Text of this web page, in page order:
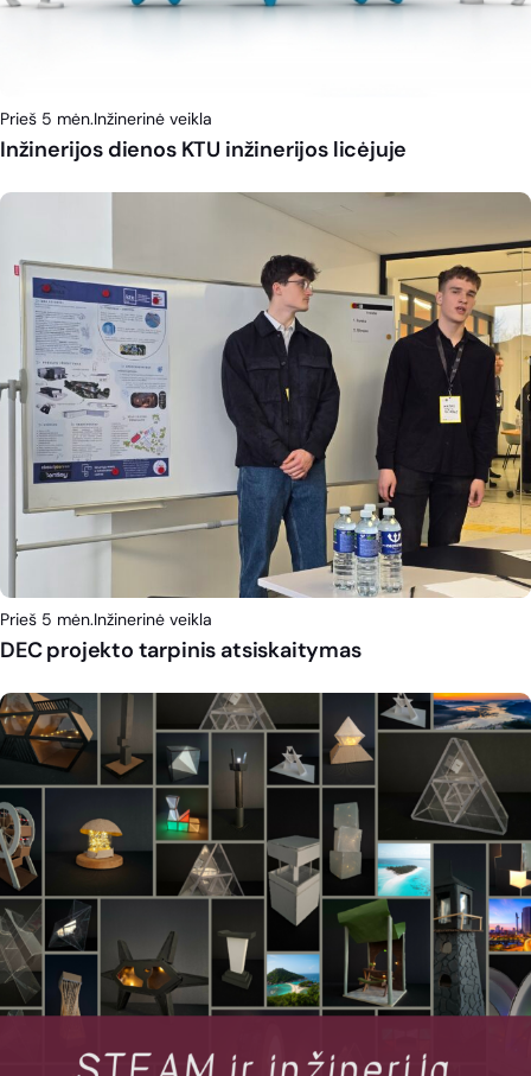
Prieš 5 mėn.Inžinerinė veikla
Inžinerijos dienos KTU inžinerijos licėjuje
Prieš 5 mėn.Inžinerinė veikla
DEC projekto tarpinis atsiskaitymas